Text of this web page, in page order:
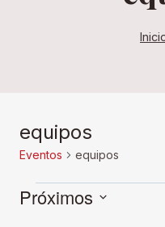
equipos
Eventos equipos
Eventos
Próximos